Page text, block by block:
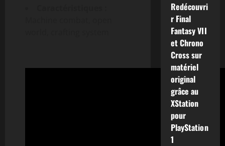
Redécouvri
r Final
Fantasy VII
et Chrono
Cross sur
matériel
original
grâce au
XStation
pour
PlayStation
1